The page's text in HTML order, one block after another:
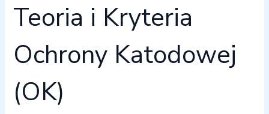
Teoria i Kryteria
Ochrony Katodowej
(OK)